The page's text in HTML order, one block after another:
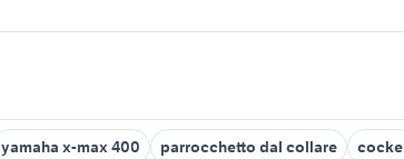
yamaha x-max 400 parrocchetto dal collare